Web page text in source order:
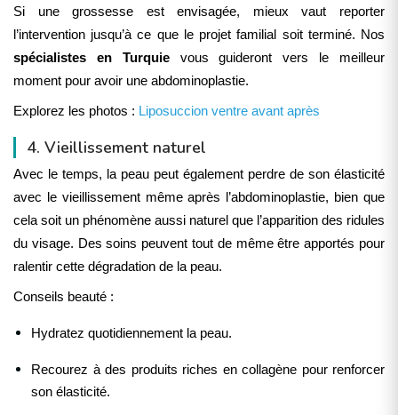
Si une grossesse est envisagée, mieux vaut reporter
l’intervention jusqu’à ce que le projet familial soit terminé. Nos
spécialistes en Turquievous guideront vers le meilleur
moment pour avoir une abdominoplastie.
Explorez les photos : Liposuccion ventre avant après
4. Vieillissement naturel
Avec le temps, la peau peut également perdre de son élasticité
avec le vieillissement même après l’abdominoplastie, bien que
cela soit un phénomène aussi naturel que l’apparition des ridules
du visage. Des soins peuvent tout de même être apportés pour
ralentir cette dégradation de la peau.
Conseils beauté :
Hydratez quotidiennement la peau.
Recourez à des produits riches en collagène pour renforcer
son élasticité.